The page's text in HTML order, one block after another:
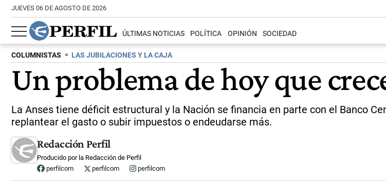
JUEVES 06 DE AGOSTO DE 2026
ÚLTIMAS NOTICIAS POLÍTICA OPINIÓN SOCIEDAD
COLUMNISTAS LAS JUBILACIONES Y LA CAJA
Un problema de hoy que
La Anses tiene déficit estructural y la Nación se financia en parte con el Banco
replantear el gasto o subir impuestos o endeudarse más.
Redacción Perfil
Producido por la Redacción de Perfil
perfilcom
perfilcom perfilcom